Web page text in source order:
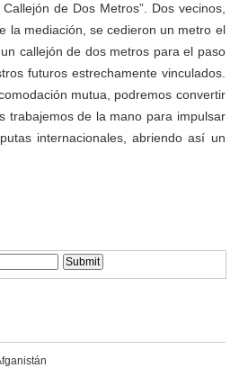
de Dos Metros”. Dos vecinos,
la mediación, se cedieron un metro el
callejón de dos metros para el paso
futuros estrechamente vinculados.
mutua, podremos convertir
trabajemos de la mano para impulsar
internacionales, abriendo así un